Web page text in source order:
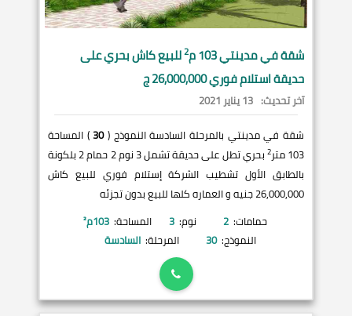
شقة فيمدينتي 2للبيع كاش بحري على
حديقة استلام فوري 26,000,000 ج
آخر تحديث: 13 يناير 2021
شقة في مدينتي بالمرحلة السادسة النموذج (30) المساحة
103 متر
2
بحري تطل على حديقة تشمل 3 نوم 2 حمام 2 بلكونة
بالطابق الأول تشطيب الشركة إستلام فوري للبيع كاش
26,000,000 جنيه و العماره كلها للبيع بدون تجزئه
حمامات: 2 نوم: 3 المساحة: 103م²
النموذج: 30 المرحلة: السادسة